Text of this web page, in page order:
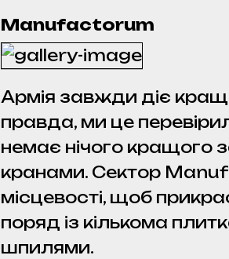
Manufactorum
Армія завжди діє
правда, ми це
немає нічого кращого
кранами. Сектор
місцевості, щоб
поряд із кількома
шпилями.